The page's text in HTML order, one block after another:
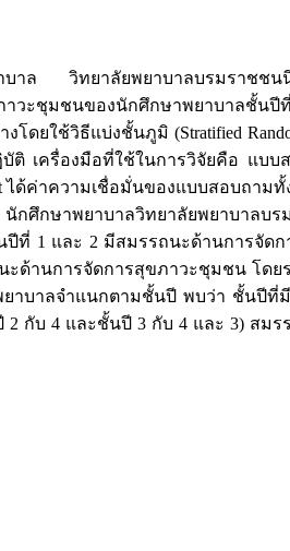
าล วิทยาลัยพยาบาลบรมราชชน
วะชุมชนของนักศึกษาพยาบาลชั้น
ยใช้วิธีแบ่งชั้นภูมิ (Stratified
เครื่องมือที่ใช้ในการวิจัยคือ แบบ
ได้ค่าความเชื่อมั่นของแบบสอบถา
นักศึกษาพยาบาลวิทยาลัยพยาบาล
ที่ 1 และ 2 มีสมรรถนะด้านการจั
ด้านการจัดการสุขภาวะชุมชน โดย
ยาบาลจำแนกตามชั้นปี พบว่า ชั้นปี
และชั้นปี 3 กับ 4 และ 3) สมรร